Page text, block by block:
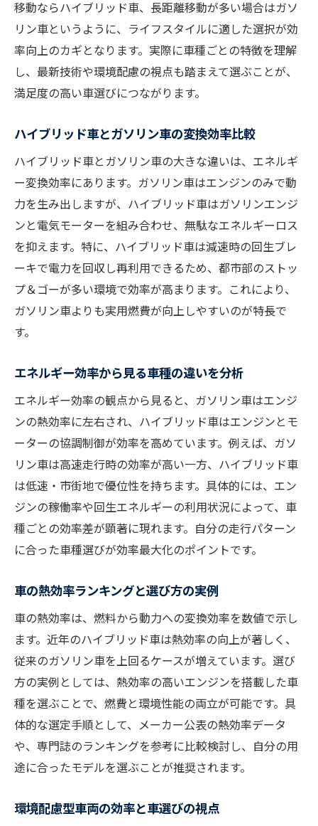
移動ならハイブリッド車、長距離移動が多い場合はガソ
リン車というように、ライフスタイルに適した選択が効
率向上のカギとなります。実際に車種ごとの特徴を理解
し、最新技術や環境配慮の視点も踏まえて選ぶことが、
満足度の高い車選びにつながります。
ハイブリッド車とガソリン車の変換効率比較
ハイブリッド車とガソリン車の大きな違いは、エネルギ
ー変換効率にあります。ガソリン車はエンジンのみで動
力を生み出しますが、ハイブリッド車はガソリンエンジ
ンと電気モーターを組み合わせ、無駄なエネルギーロス
を抑えます。特に、ハイブリッド車は減速時の回生ブレ
ーキで電力を回収し再利用できるため、都市部のストッ
プ＆ゴーが多い環境で効率が高まります。これにより、
ガソリン車よりも実用燃費が向上しやすいのが特長で
す。
エネルギー効率から見る車種の違いを分析
エネルギー効率の観点から見ると、ガソリン車はエンジ
ンの熱効率に左右され、ハイブリッド車はエンジンとモ
ーターの協調制御が効率を高めています。例えば、ガソ
リン車は高速走行時の効率が高い一方、ハイブリッド車
は低速・市街地で優位性を持ちます。具体的には、エン
ジンの稼働率や回生エネルギーの利用状況によって、車
種ごとの効率差が顕著に現れます。自分の走行パターン
に合った車種選びが効率最大化のポイントです。
車の熱効率ランキングと選び方の実例
車の熱効率は、燃料から動力への変換効率を数値で示し
ます。近年のハイブリッド車は熱効率の向上が著しく、
従来のガソリン車を上回るケースが増えています。選び
方の実例としては、熱効率の高いエンジンを搭載した車
種を選ぶことで、燃費と環境性能の両立が可能です。具
体的な選定手順として、メーカー公表の熱効率データ
や、専門誌のランキングを参考に比較検討し、自分の用
途に合ったモデルを選ぶことが推奨されます。
環境配慮型車両の効率と車選びの視点